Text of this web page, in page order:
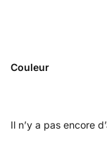
Couleur
Il n’y a pas encore